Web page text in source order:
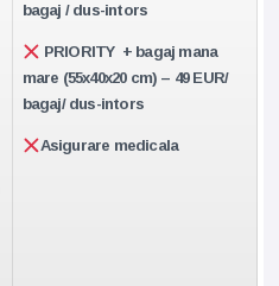
bagaj / dus-intors
PRIORITY + bagaj mana
mare (55x40x20 cm) – 49 EUR/
bagaj/ dus-intors
Asigurare medicala